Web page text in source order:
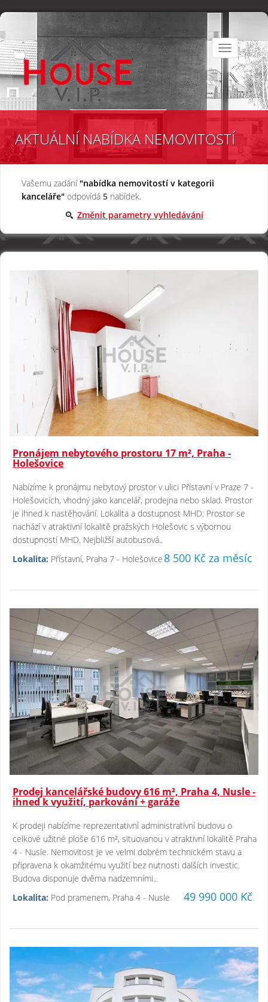
Toggle
navigation
AKTUÁLNÍ NABÍDKA NEMOVITOSTÍ
Vašemu zadání "nabídka nemovitostí v kategorii
kanceláře" odpovídá 5 nabídek.
Změnit parametry vyhledávání
Pronájem nebytového prostoru 17 m², Praha -
Holešovice
Nabízíme k pronájmu nebytový prostor v ulici Přístavní v Praze 7 -
Holešovicích, vhodný jako kancelář, prodejna nebo sklad. Prostor
je ihned k nastěhování. Lokalita a dostupnost MHD: Prostor se
nachází v atraktivní lokalitě pražských Holešovic s výbornou
dostupností MHD. Nejbližší autobusová..
Lokalita: Přístavní, Praha 7 - Holešovice 8 500 Kč za měsíc
Prodej kancelářské budovy 616 m², Praha 4, Nusle -
ihned k využití, parkování + garáže
K prodeji nabízíme reprezentativní administrativní budovu o
celkové užitné ploše 616 m², situovanou v atraktivní lokalitě Praha
4 - Nusle. Nemovitost je ve velmi dobrém technickém stavu a
připravena k okamžitému využití bez nutnosti dalších investic.
Budova disponuje dvěma nadzemními..
Lokalita: Pod pramenem, Praha 4 - Nusle 49 990 000 Kč